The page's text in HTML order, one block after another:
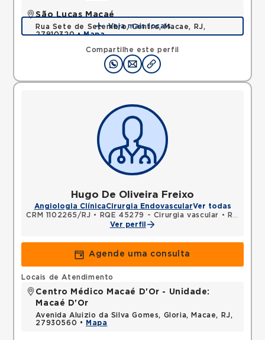
Compartilhe este perfil
São Lucas Macaé
Rua Sete de Setembro, Centro, Macae, RJ,
27910320 •Mapa
Veja mais locais
Hugo De Oliveira Freixo
Angiologia ClínicaCirurgia EndovascularVer todas
CRM 1102265/RJ • RQE 45279 - Cirurgia vascular •
RQE 45283 - Cirurgia geral
Ver perfil
Agende uma consulta
Locais de Atendimento
Centro Médico Macaé D'Or - Unidade:
Macaé D'Or
Avenida Aluizio da Silva Gomes, Gloria, Macae, RJ,
27930560 •
Mapa